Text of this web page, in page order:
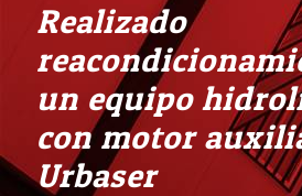
Realizado
un equipo
con motor
Urbaser